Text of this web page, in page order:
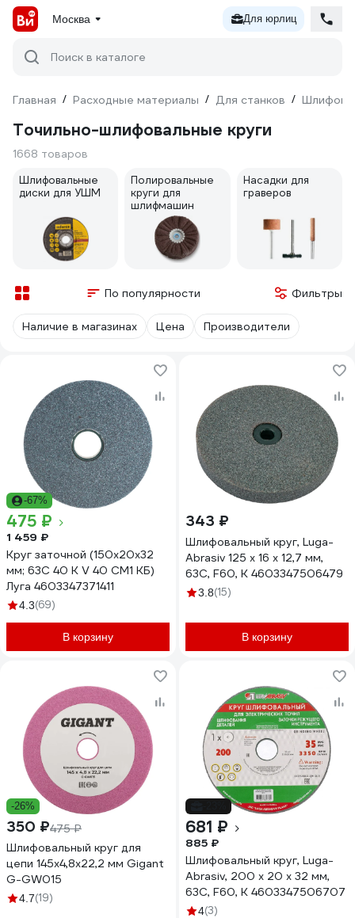
Москва Для юрлиц
Поиск в каталоге
Главная / Расходные материалы / Для станков /
Точильно-шлифовальные круги
1668 товаров
Шлифовальные
диски для УШМ
Полировальные
круги для
шлифмашин
Насадки для
граверов
По популярности Фильтры
Наличие в магазинах Цена Производители
-67%
475 ₽
1 459 ₽
Круг заточной (150х20х32
мм; 63С 40 К V 40 СМ1 КБ)
Луга 4603347371411
4.3(69)
В корзину
343 ₽
Шлифовальный круг, Luga-
Abrasiv 125 х 16 х 12,7 мм,
63С, F60, K 4603347506479
3.8(15)
В корзину
-26%
350 ₽475 ₽
Шлифовальный круг для
цепи 145x4,8x22,2 мм Gigant
G-GW015
4.7(19)
681 ₽
885 ₽
Шлифовальный круг, Luga-
Abrasiv, 200 х 20 х 32 мм,
63С, F60, K 4603347506707
4(3)